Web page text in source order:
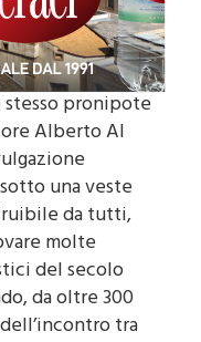
pronipote
Alberto Al
una veste
da tutti,
molte
del secolo
da oltre 300
tra
di una grande